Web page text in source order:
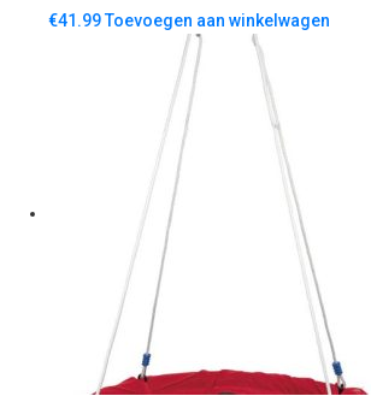
€41.99Toevoegen aan winkelwagen